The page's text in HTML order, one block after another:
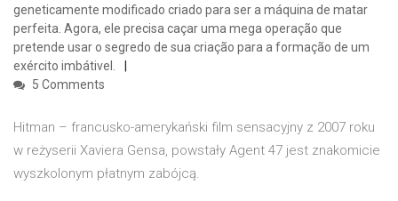
geneticamente modificado criado para ser a máquina de matar
perfeita. Agora, ele precisa caçar uma mega operação que
pretende usar o segredo de sua criação para a formação de um
exército imbátivel.
5 Comments
Hitman – francusko-amerykański film sensacyjny z 2007 roku
w reżyserii Xaviera Gensa, powstały Agent 47 jest znakomicie
wyszkolonym płatnym zabójcą.